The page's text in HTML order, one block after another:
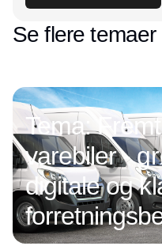
Se flere temaer
Tema:
varebiler -
digitale og